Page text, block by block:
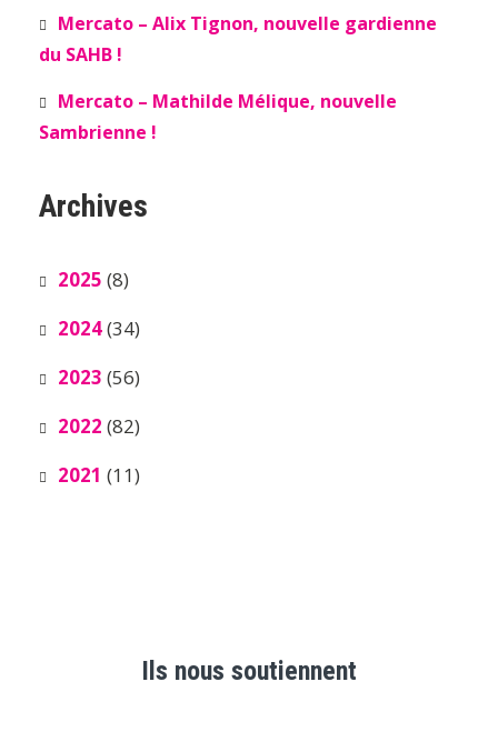
Mercato – Alix Tignon, nouvelle gardienne
du SAHB !
Mercato – Mathilde Mélique, nouvelle
Sambrienne !
Archives
2025 (8)
2024(34)
2023 (56)
2022 (82)
2021 (11)
Ils nous soutiennent